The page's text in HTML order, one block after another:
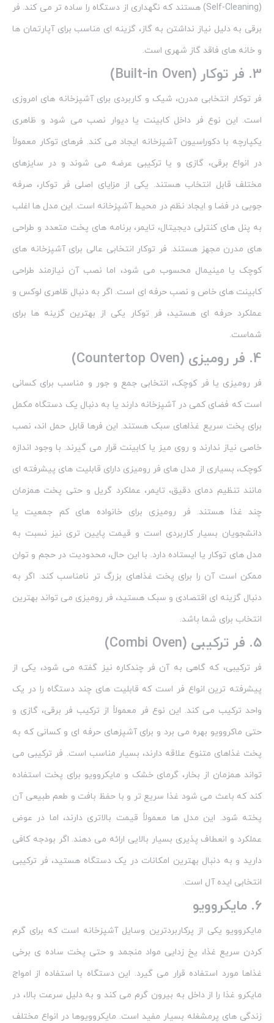
(Self-Cleaning) هستند که نگهداری از دستگاه را ساده‌ تر می‌ کند. فر
برقی به دلیل نیاز نداشتن به گاز، گزینه‌ ای مناسب برای آپارتمان‌ ها
و خانه‌ های فاقد گاز شهری است.
3. فر توکار (Built-in Oven)
فر توکار انتخابی مدرن، شیک و کاربردی برای آشپزخانه‌ های امروزی
است. این نوع فر داخل کابینت یا دیوار نصب می‌ شود و ظاهری
یکپارچه با دکوراسیون آشپزخانه ایجاد می‌ کند. فرهای توکار معمولاً
در انواع برقی، گازی و یا ترکیبی عرضه می‌ شوند و در سایزهای
مختلف قابل انتخاب هستند. یکی از مزایای اصلی فر توکار، صرفه‌
جویی در فضا و ایجاد نظم در محیط آشپزخانه است. این مدل‌ ها اغلب
به پنل‌ های کنترلی دیجیتال، تایمر، برنامه‌ های پخت متعدد و طراحی‌
های مدرن مجهز هستند. فر توکار انتخابی عالی برای آشپزخانه‌ های
کوچک یا مینیمال محسوب می‌ شود، اما نصب آن نیازمند طراحی
کابینت‌ های خاص و نصب حرفه‌ ای است. اگر به دنبال ظاهری لوکس و
عملکرد حرفه‌ ای هستید، فر توکار یکی از بهترین گزینه‌ ها برای
شماست.
4. فر رومیزی (Countertop Oven)
فر رومیزی یا فر کوچک، انتخابی جمع‌ و جور و مناسب برای کسانی
است که فضای کمی در آشپزخانه دارند یا به دنبال یک دستگاه مکمل
برای پخت سریع غذاهای سبک هستند. این فرها قابل حمل‌ اند، نصب
خاصی نیاز ندارند و روی میز یا کابینت قرار می‌ گیرند. با وجود اندازه
کوچک، بسیاری از مدل‌ های فر رومیزی دارای قابلیت‌ های پیشرفته‌ ای
مانند تنظیم دمای دقیق، تایمر، عملکرد گریل و حتی پخت همزمان
چند غذا هستند. فر رومیزی برای خانواده‌ های کم‌ جمعیت یا
دانشجویان بسیار کاربردی است و قیمت پایین‌ تری نیز نسبت به
مدل‌ های توکار یا ایستاده دارد. با این حال، محدودیت در حجم و توان
ممکن است آن را برای پخت غذاهای بزرگ‌ تر نامناسب کند. اگر به
دنبال گزینه‌ ای اقتصادی و سبک هستید، فر رومیزی می‌ تواند بهترین
انتخاب برای شما باشد.
5. فر ترکیبی (Combi Oven)
فر ترکیبی، که گاهی به آن فر چندکاره نیز گفته می‌ شود، یکی از
پیشرفته‌ ترین انواع فر است که قابلیت‌ های چند دستگاه را در یک
واحد ترکیب می‌ کند. این نوع فر معمولاً از ترکیب فر برقی، گازی و
حتی ماکروویو بهره می‌ برد و برای آشپزهای حرفه‌ ای و کسانی که به
پخت غذاهای متنوع علاقه دارند، بسیار مناسب است. فر ترکیبی می‌
تواند همزمان از بخار، گرمای خشک و مایکروویو برای پخت استفاده
کند که باعث می‌ شود غذا سریع‌ تر و با حفظ بافت و طعم طبیعی آن
پخته شود. این مدل‌ ها معمولاً قیمت بالاتری دارند، اما در عوض
عملکرد و انعطاف‌ پذیری بسیار بالایی ارائه می‌ دهند. اگر بودجه کافی
دارید و به دنبال بهترین امکانات در یک دستگاه هستید، فر ترکیبی
انتخابی ایده‌ آل است.
6. مایکروویو
مایکروویو یکی از پرکاربردترین وسایل آشپزخانه است که برای گرم‌
کردن سریع غذا، یخ‌ زدایی مواد منجمد و حتی پخت ساده‌ ی برخی
غذاها مورد استفاده قرار می‌ گیرد. این دستگاه با استفاده از امواج
مایکرو غذا را از داخل به بیرون گرم می‌ کند و به دلیل سرعت بالا، در
زندگی‌ های پرمشغله بسیار مفید است. مایکروویوها در انواع مختلف